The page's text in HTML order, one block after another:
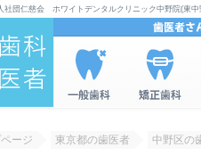
社団仁慈会 ホワイトデンタルクリニック中野院(東
索サイ
検索
検索
ページ 東京都の歯医者 中野区の